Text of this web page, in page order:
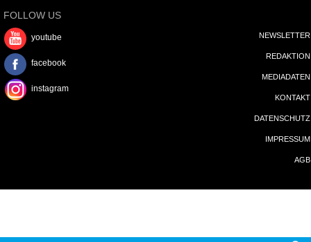
FOLLOW US
youtube
facebook
instagram
NEWSLETTER
REDAKTION
MEDIADATEN
KONTAKT
DATENSCHUTZ
IMPRESSUM
AGB